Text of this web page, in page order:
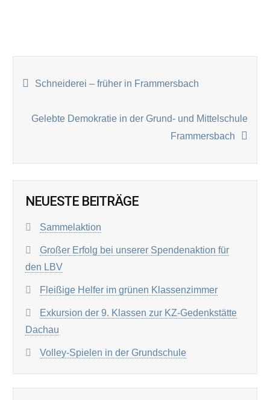
BEITRAGSNAVIGATION
Schneiderei – früher in Frammersbach
Gelebte Demokratie in der Grund- und Mittelschule
Frammersbach
NEUESTE BEITRÄGE
Sammelaktion
Großer Erfolg bei unserer Spendenaktion für
den LBV
Fleißige Helfer im grünen Klassenzimmer
Exkursion der 9. Klassen zur KZ-Gedenkstätte
Dachau
Volley-Spielen in der Grundschule